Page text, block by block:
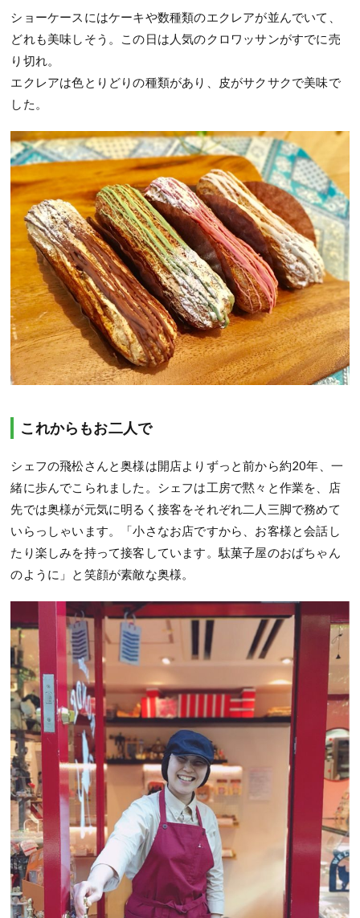
ショーケースにはケーキや数種類のエクレアが並んでいて、
どれも美味しそう。この日は人気のクロワッサンがすでに売
り切れ。
エクレアは色とりどりの種類があり、皮がサクサクで美味で
した。
これからもお二人で
シェフの飛松さんと奥様は開店よりずっと前から約20年、一
緒に歩んでこられました。シェフは工房で黙々と作業を、店
先では奥様が元気に明るく接客をそれぞれ二人三脚で務めて
いらっしゃいます。「小さなお店ですから、お客様と会話し
たり楽しみを持って接客しています。駄菓子屋のおばちゃん
のように」と笑顔が素敵な奥様。